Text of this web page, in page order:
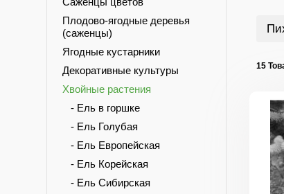
Плодово-ягодные деревья
(саженцы)
Ягодные кустарники
Декоративные культуры
Хвойные растения
- Ель в горшке
- Ель Голубая
- Ель Европейская
- Ель Корейская
- Ель Сибирская
15